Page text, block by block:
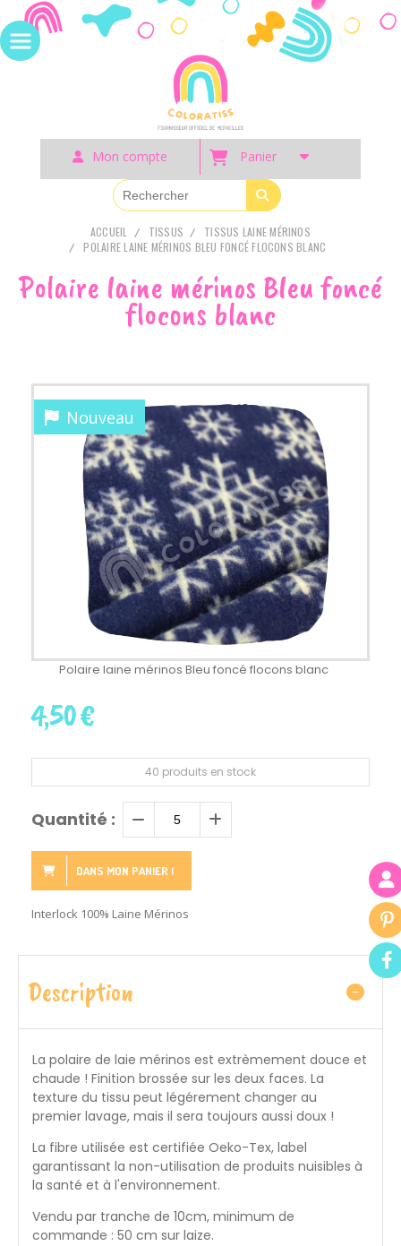
Mon compte Panier
ACCUEIL TISSUS
TISSUS LAINE MÉRINOS
POLAIRE LAINE MÉRINOS BLEU FONCÉ FLOCONS BLANC
Polaire laine mérinos Bleu foncé
flocons blanc
Nouveau
Polaire laine mérinos Bleu foncé flocons blanc
4,50€
40 produits en stock
Quantité :
DANS MON PANIER !
Interlock 100% Laine Mérinos
Description
La polaire de laie mérinos est extrèmement douce et
chaude ! Finition brossée sur les deux faces. La
texture du tissu peut légérement changer au
premier lavage, mais il sera toujours aussi doux !
La fibre utilisée est certifiée Oeko-Tex, label
garantissant la non-utilisation de produits nuisibles à
la santé et à l'environnement.
Vendu par tranche de 10cm, minimum de
commande : 50 cm sur laize.
Panneau de gestion des cookies